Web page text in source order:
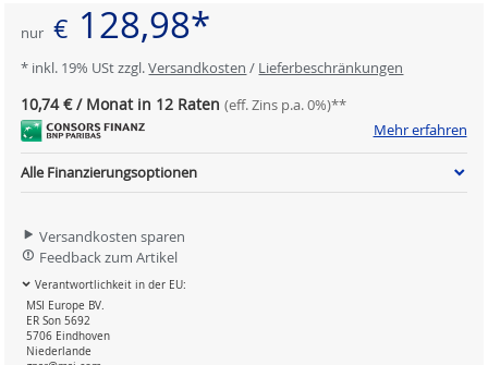
nur € 128,98*
* inkl. 19% USt zzgl.Versandkosten / Lieferbeschränkungen
10,74 € / Monat in 12 Raten (eff. Zins p.a. 0%)**
Mehr erfahren
Alle Finanzierungsoptionen
Versandkosten sparen
Feedback zum Artikel
Verantwortlichkeit in der EU:
MSI Europe BV.
ER Son 5692
5706 Eindhoven
Niederlande